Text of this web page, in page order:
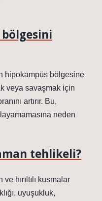
hipokampüs bölgesine
veya savaşmak için
artırır. Bu,
neden
tehlikeli?
hırıltılı kusmalar
uyuşukluk,